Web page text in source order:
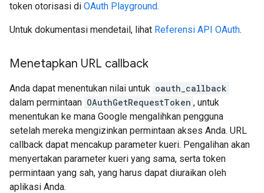
token otorisasi di OAuth Playground.
Untuk dokumentasi mendetail, lihat Referensi API OAuth.
Menetapkan URL callback
Anda dapat menentukan nilai untuk oauth_callback
dalam permintaan OAuthGetRequestToken , untuk
menentukan ke mana Google mengalihkan pengguna
setelah mereka mengizinkan permintaan akses Anda. URL
callback dapat mencakup parameter kueri. Pengalihan akan
menyertakan parameter kueri yang sama, serta token
permintaan yang sah, yang harus dapat diuraikan oleh
aplikasi Anda.